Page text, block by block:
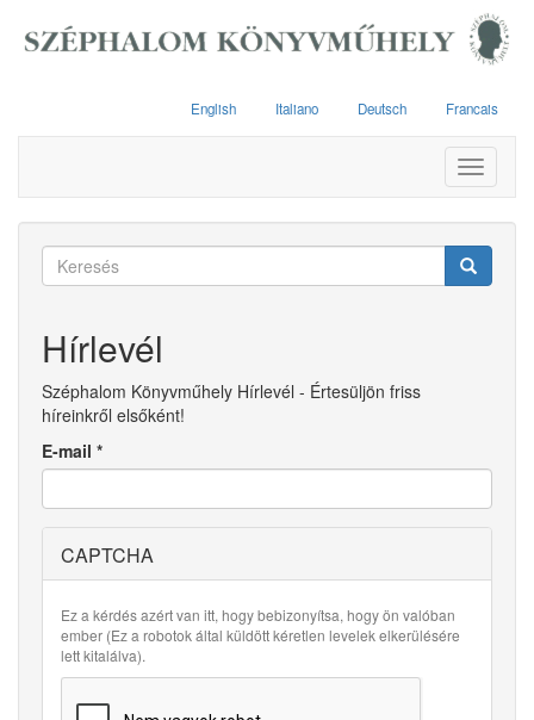
English Italiano Deutsch Francais
Toggle
Keresés
Hírlevél
Széphalom Könyvműhely Hírlevél - Értesüljön friss
híreinkről elsőként!
E-mail *
CAPTCHA
Ez a kérdés azért van itt, hogy bebizonyítsa, hogy ön valóban
ember (Ez a robotok által küldött kéretlen levelek elkerülésére
lett kitalálva).